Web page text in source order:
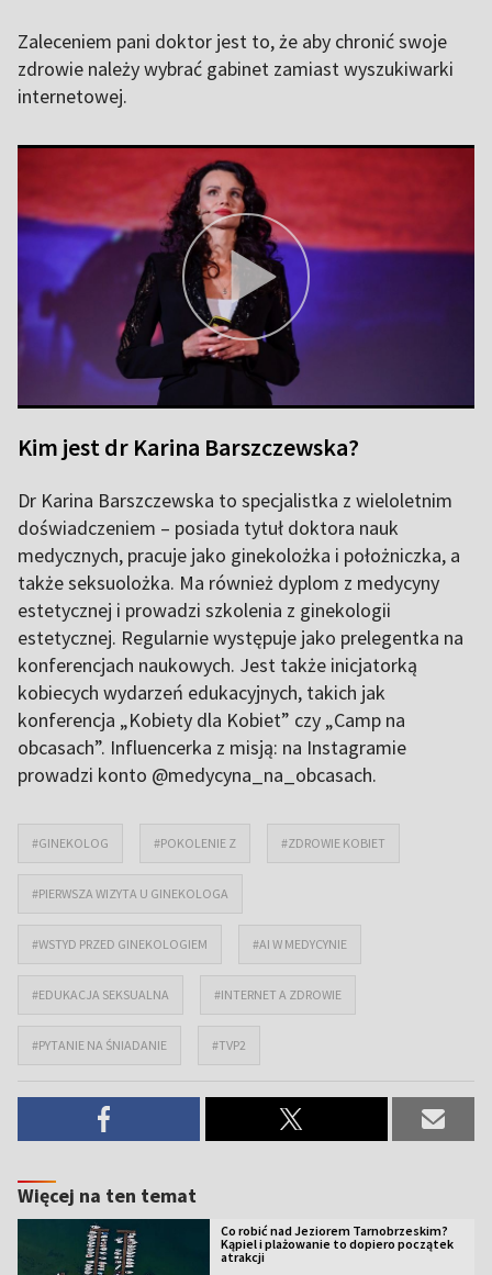
Zaleceniem pani doktor jest to, że aby chronić swoje
zdrowie należy wybrać gabinet zamiast wyszukiwarki
internetowej.
Kim jest dr Karina Barszczewska?
Dr Karina Barszczewska to specjalistka z wieloletnim
doświadczeniem – posiada tytuł doktora nauk
medycznych, pracuje jako ginekolożka i położniczka, a
także seksuolożka. Ma również dyplom z medycyny
estetycznej i prowadzi szkolenia z ginekologii
estetycznej. Regularnie występuje jako prelegentka na
konferencjach naukowych. Jest także inicjatorką
kobiecych wydarzeń edukacyjnych, takich jak
konferencja „Kobiety dla Kobiet” czy „Camp na
obcasach”. Influencerka z misją: na Instagramie
prowadzi konto @medycyna_na_obcasach.
#GINEKOLOG #POKOLENIE Z #ZDROWIE KOBIET
#PIERWSZA WIZYTA U GINEKOLOGA
#WSTYD PRZED GINEKOLOGIEM #AI W MEDYCYNIE
#EDUKACJA SEKSUALNA #INTERNET A ZDROWIE
#PYTANIE NA ŚNIADANIE #TVP2
Więcej na ten temat
Co robić nad Jeziorem Tarnobrzeskim?
Kąpiel i plażowanie to dopiero początek
atrakcji